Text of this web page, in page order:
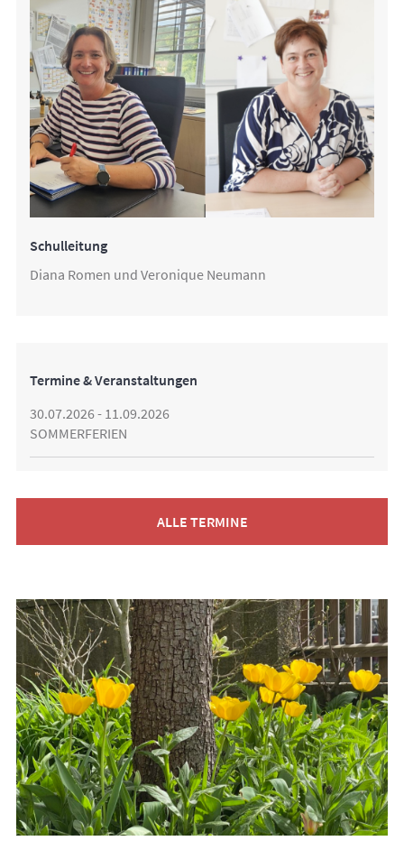
Schulleitung
Diana Romen und Veronique Neumann
Termine & Veranstaltungen
30.07.2026 - 11.09.2026
SOMMERFERIEN
ALLE TERMINE